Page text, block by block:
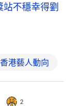
不穩幸得劉
香港藝人動向
2